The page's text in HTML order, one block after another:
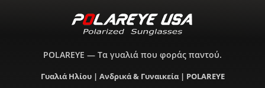
POLAREYE — Τα γυαλιά που φοράς παντού.
Γυαλιά Ηλίου | Ανδρικά & Γυναικεία | POLAREYE